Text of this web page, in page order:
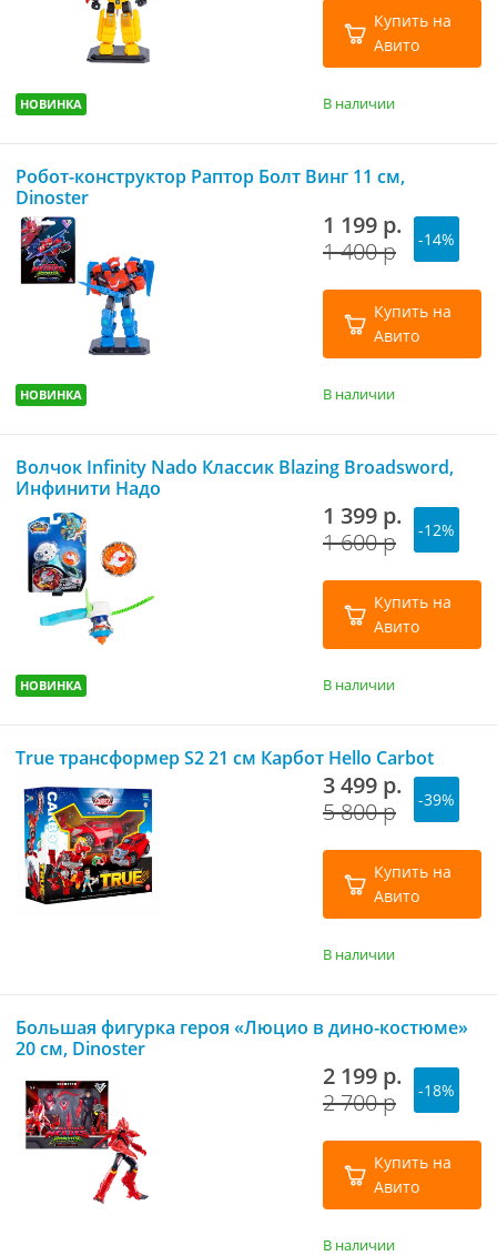
НОВИНКА
Купить на
Авито
В наличии
НОВИНКА
Робот-конструктор Раптор Болт Винг 11 см,
Dinoster
1 199 р.
1 400 р
-14%
Купить на
Авито
В наличии
НОВИНКА
Волчок Infinity Nado Классик Blazing Broadsword,
Инфинити Надо
1 399 р.
1 600 р
-12%
Купить на
Авито
В наличии
True трансформер S2 21 см Карбот Hello Carbot
3 499 р.
5 800 р
-39%
Купить на
Авито
В наличии
Большая фигурка героя «Люцио в дино-костюме»
20 см, Dinoster
2 199 р.
2 700 р
-18%
Купить на
Авито
В наличии